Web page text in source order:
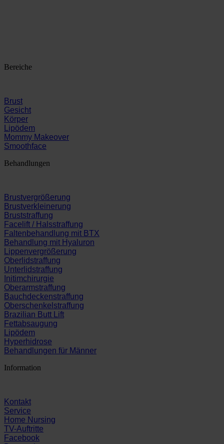
Bereiche
Brust
Gesicht
Körper
Lipödem
Mommy Makeover
Smoothface
Behandlungen
Brustvergrößerung
Brustverkleinerung
Bruststraffung
Facelift / Halsstraffung
Faltenbehandlung mit BTX
Behandlung mit Hyaluron
Lippenvergrößerung
Oberlidstraffung
Unterlidstraffung
Initimchirurgie
Oberarmstraffung
Bauchdeckenstraffung
Oberschenkelstraffung
Brazilian Butt Lift
Fettabsaugung
Lipödem
Hyperhidrose
Behandlungen für Männer
Information
Kontakt
Service
Home Nursing
TV-Auftritte
Facebook